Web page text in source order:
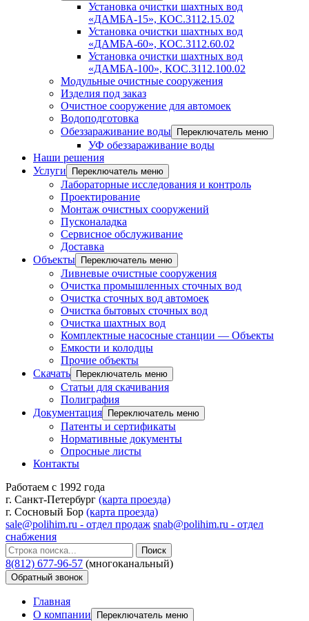
Установка очистки шахтных вод
«ДАМБА-15», КОС.3112.15.02
Установка очистки шахтных вод
«ДАМБА-60», КОС.3112.60.02
Установка очистки шахтных вод
«ДАМБА-100», КОС.3112.100.02
Модульные очистные сооружения
Изделия под заказ
Очистное сооружение для автомоек
Водоподготовка
Обеззараживание воды
Переключатель меню
УФ обеззараживание воды
Наши решения
Услуги
Переключатель меню
Лабораторные исследования и контроль
Проектирование
Монтаж очистных сооружений
Пусконаладка
Сервисное обслуживание
Доставка
Объекты
Переключатель меню
Ливневые очистные сооружения
Очистка промышленных сточных вод
Очистка сточных вод автомоек
Очистка бытовых сточных вод
Очистка шахтных вод
Комплектные насосные станции — Объекты
Емкости и колодцы
Прочие объекты
Скачать
Переключатель меню
Статьи для скачивания
Полиграфия
Документация
Переключатель меню
Патенты и сертификаты
Нормативные документы
Опросные листы
Контакты
Работаем с 1992 года
г. Санкт-Петербург (карта проезда)
г. Сосновый Бор (карта проезда)
sale@polihim.ru - отдел продаж snab@polihim.ru - отдел
снабжения
Поиск
8(812) 677-96-57 (многоканальный)
Обратный звонок
Главная
О компании
Переключатель меню